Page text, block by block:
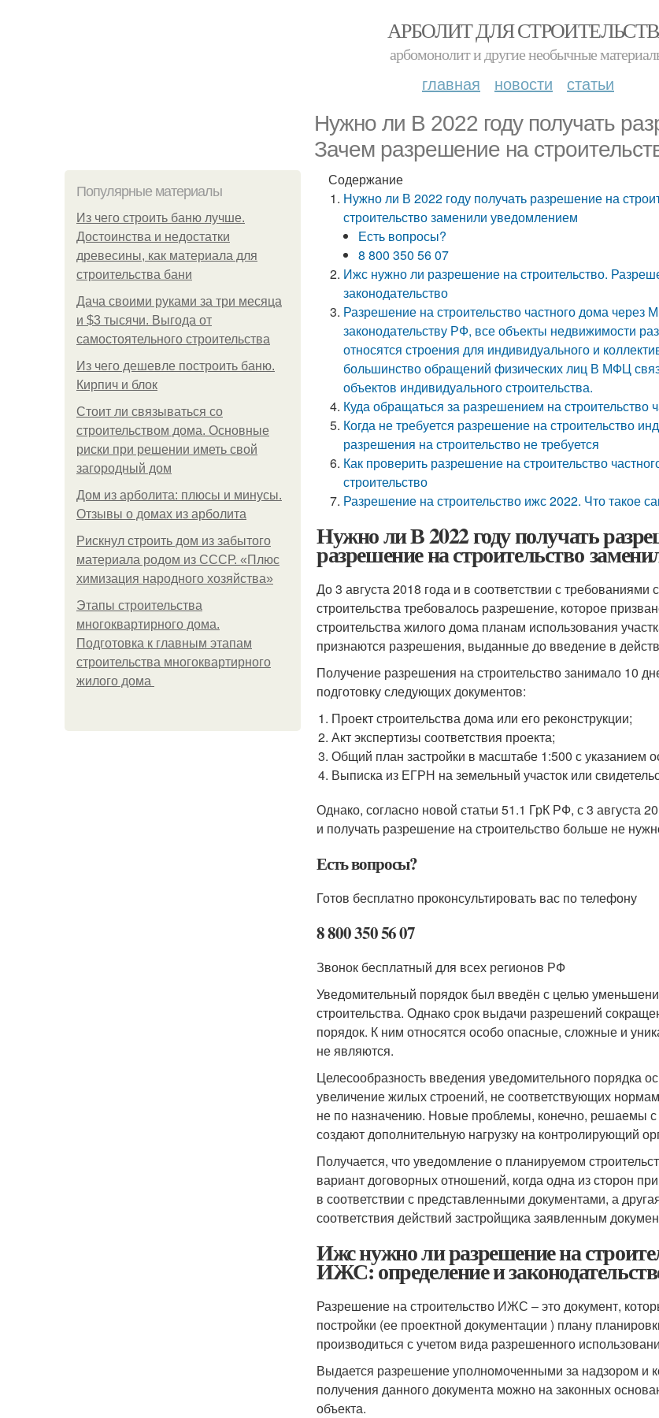
АРБОЛИТ ДЛЯ
арбомонолит и другие необычные
главная новости статьи
Нужно ли В 2022 году получать
Зачем разрешение на
Популярные материалы
Из чего строить баню лучше.
Достоинства и недостатки
древесины, как материала для
строительства бани
Дача своими руками за три месяца
и $3 тысячи. Выгода от
самостоятельного строительства
Из чего дешевле построить баню.
Кирпич и блок
Стоит ли связываться со
строительством дома. Основные
риски при решении иметь свой
загородный дом
Дом из арболита: плюсы и минусы.
Отзывы о домах из арболита
Рискнул строить дом из забытого
материала родом из СССР. «Плюс
химизация народного хозяйства»
Этапы строительства
многоквартирного дома.
Подготовка к главным этапам
строительства многоквартирного
жилого дома
Содержание
Нужно ли В 2022 году получать разрешение на
строительство заменили уведомлением
Есть вопросы?
8 800 350 56 07
Ижс нужно ли разрешение на строительство.
законодательство
Разрешение на строительство частного дома
законодательству РФ, все объекты недвижимости
относятся строения для индивидуального и
большинство обращений физических лиц В МФЦ
объектов индивидуального строительства.
Куда обращаться за разрешением на строительство
Когда не требуется разрешение на строительство
разрешения на строительство не требуется
Как проверить разрешение на строительство
строительство
Разрешение на строительство ижс 2022. Что такое
Нужно ли В 2022 году получать
разрешение на строительство
До 3 августа 2018 года и в соответствии с требованиями
строительства требовалось разрешение, которое
строительства жилого дома планам использования
признаются разрешения, выданные до введение в
Получение разрешения на строительство занимало 10
подготовку следующих документов:
Проект строительства дома или его реконструкции;
Акт экспертизы соответствия проекта;
Общий план застройки в масштабе 1:500 с указанием
Выписка из ЕГРН на земельный участок или
Однако, согласно новой статьи 51.1 ГрК РФ, с 3 августа
и получать разрешение на строительство больше не
Есть вопросы?
Готов бесплатно проконсультировать вас по телефону
8 800 350 56 07
Звонок бесплатный для всех регионов РФ
Уведомительный порядок был введён с целью
строительства. Однако срок выдачи разрешений
порядок. К ним относятся особо опасные, сложные и
не являются.
Целесообразность введения уведомительного порядка
увеличение жилых строений, не соответствующих
не по назначению. Новые проблемы, конечно, решаемы
создают дополнительную нагрузку на контролирующий
Получается, что уведомление о планируемом
вариант договорных отношений, когда одна из сторон
в соответствии с представленными документами, а
соответствия действий застройщика заявленным
Ижс нужно ли разрешение на
ИЖС: определение и
Разрешение на строительство ИЖС – это документ,
постройки (ее проектной документации ) плану
производиться с учетом вида разрешенного
Выдается разрешение уполномоченными за надзором и
получения данного документа можно на законных
объекта.